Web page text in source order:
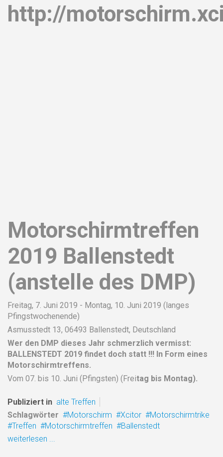
http://
Motorschirmtreffen
2019 Ballenstedt
(anstelle des DMP)
Freitag, 7. Juni 2019 - Montag, 10. Juni 2019 (langes
Pfingstwochenende)
Asmusstedt 13, 06493 Ballenstedt, Deutschland
Wer den DMP dieses Jahr schmerzlich vermisst:
BALLENSTEDT 2019 findet doch statt !!! In Form eines
Motorschirmtreffens.
Vom 07. bis 10. Juni (Pfingsten) (Freitag bis Montag).
Publiziert in alte Treffen
Schlagwörter
Motorschirm Xcitor
Motorschirmtrike
Treffen
Motorschirmtreffen
Ballenstedt
weiterlesen ...